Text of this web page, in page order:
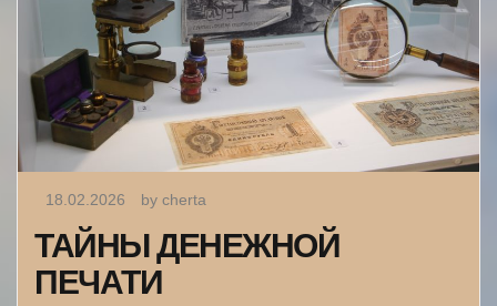
18.02.2026 by cherta
ТАЙНЫ ДЕНЕЖНОЙ
ПЕЧАТИ